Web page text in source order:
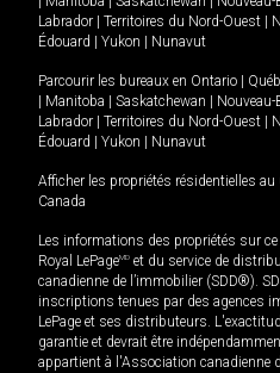
Labrador
Territoires du Nord-Ouest
Édouard
Yukon Nunavut
Parcourir les bureaux en Ontario
Manitoba Saskatchewan
Labrador
Territoires du Nord-Ouest
Édouard
Yukon Nunavut
Afficher les propriétés résidentielles au
Canada
Les informations des propriétés sur
Royal LePageMD et du service de
canadienne de l’immobilier (SDD®).
inscriptions tenues par des agences
LePage et ses distributeurs.
garantie et devrait être
appartient à l'Association canadienne